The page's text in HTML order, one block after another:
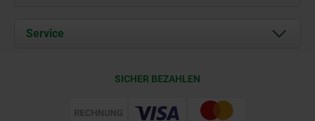
Karriere
Dokumente
Service
Web Support
SICHER BEZAHLEN